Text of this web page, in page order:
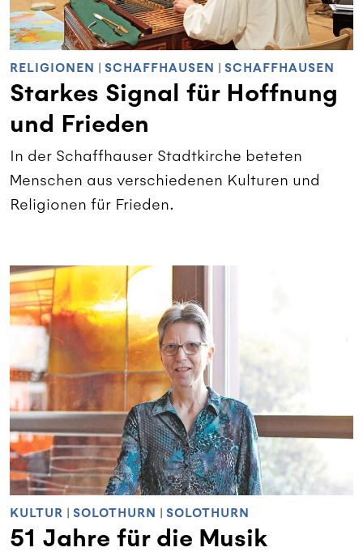
RELIGIONEN SCHAFFHAUSEN SCHAFFHAUSEN
Starkes Signal für Hoffnung
und Frieden
In der Schaffhauser Stadtkirche beteten
Menschen aus verschiedenen Kulturen und
Religionen für Frieden.
KULTUR | SOLOTHURN | SOLOTHURN
51 Jahre für die Musik